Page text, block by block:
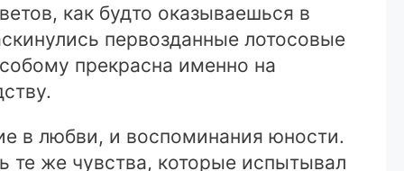
как будто оказываешься в
первозданные лотосовые
прекрасна именно на
в любви, и воспоминания юности.
те же чувства, которые испытывал